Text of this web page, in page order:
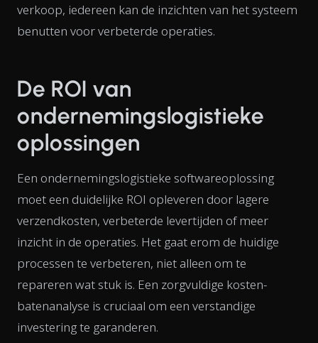
verkoop, iedereen kan de inzichten van het systeem
benutten voor verbeterde operaties.
De ROI van
ondernemingslogistieke
oplossingen
Een ondernemingslogistieke softwareoplossing
moet een duidelijke ROI opleveren door lagere
verzendkosten, verbeterde levertijden of meer
inzicht in de operaties. Het gaat erom de huidige
processen te verbeteren, niet alleen om te
repareren wat stuk is. Een zorgvuldige kosten-
batenanalyse is cruciaal om een verstandige
investering te garanderen.